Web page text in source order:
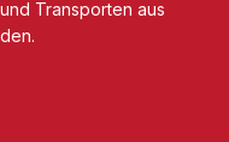
Transporten aus